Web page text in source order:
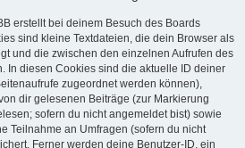
erstellt bei deinem Besuch des Boards
sind kleine Textdateien, die dein Browser als
und die zwischen den einzelnen Aufrufen des
In diesen Cookies sind die aktuelle ID deiner
zugeordnet werden können),
dir gelesenen Beiträge (zur Markierung
sofern du nicht angemeldet bist) sowie
Teilnahme an Umfragen (sofern du nicht
Ferner werden deine Benutzer-ID, ein